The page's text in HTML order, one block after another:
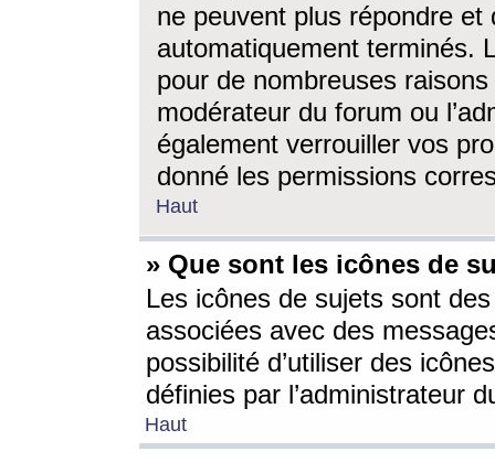
ne peuvent plus répondre
automatiquement terminés.
pour de nombreuses
modérateur du forum ou
également verrouiller vos
donné les permissions
Haut
» Que sont les icônes de
Les icônes de sujets sont
associées avec des
possibilité d’utiliser des
définies par l’administrateur
Haut